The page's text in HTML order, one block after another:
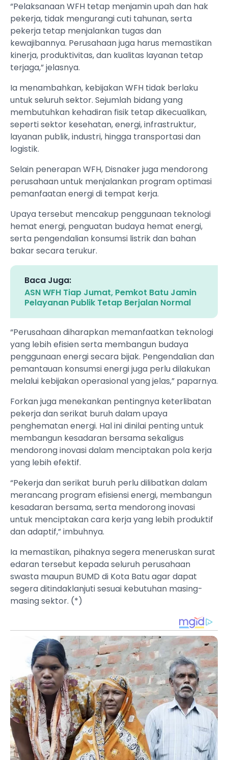
“Pelaksanaan WFH tetap menjamin upah dan hak
pekerja, tidak mengurangi cuti tahunan, serta
pekerja tetap menjalankan tugas dan
kewajibannya. Perusahaan juga harus memastikan
kinerja, produktivitas, dan kualitas layanan tetap
terjaga,” jelasnya.
Ia menambahkan, kebijakan WFH tidak berlaku
untuk seluruh sektor. Sejumlah bidang yang
membutuhkan kehadiran fisik tetap dikecualikan,
seperti sektor kesehatan, energi, infrastruktur,
layanan publik, industri, hingga transportasi dan
logistik.
Selain penerapan WFH, Disnaker juga mendorong
perusahaan untuk menjalankan program optimasi
pemanfaatan energi di tempat kerja.
Upaya tersebut mencakup penggunaan teknologi
hemat energi, penguatan budaya hemat energi,
serta pengendalian konsumsi listrik dan bahan
bakar secara terukur.
Baca Juga:
ASN WFH Tiap Jumat, Pemkot Batu Jamin
Pelayanan Publik Tetap Berjalan Normal
“Perusahaan diharapkan memanfaatkan teknologi
yang lebih efisien serta membangun budaya
penggunaan energi secara bijak. Pengendalian dan
pemantauan konsumsi energi juga perlu dilakukan
melalui kebijakan operasional yang jelas,” paparnya.
Forkan juga menekankan pentingnya keterlibatan
pekerja dan serikat buruh dalam upaya
penghematan energi. Hal ini dinilai penting untuk
membangun kesadaran bersama sekaligus
mendorong inovasi dalam menciptakan pola kerja
yang lebih efektif.
“Pekerja dan serikat buruh perlu dilibatkan dalam
merancang program efisiensi energi, membangun
kesadaran bersama, serta mendorong inovasi
untuk menciptakan cara kerja yang lebih produktif
dan adaptif,” imbuhnya.
Ia memastikan, pihaknya segera meneruskan surat
edaran tersebut kepada seluruh perusahaan
swasta maupun BUMD di Kota Batu agar dapat
segera ditindaklanjuti sesuai kebutuhan masing-
masing sektor. (*)